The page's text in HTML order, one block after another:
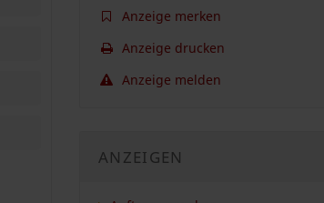
Anzeige merken
Anzeige drucken
Anzeige melden
ANZEIGEN